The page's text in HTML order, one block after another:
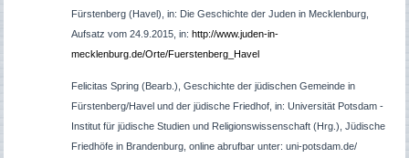
Fürstenberg (Havel), in: Die Geschichte der Juden in Mecklenburg,
Aufsatz vom 24.9.2015, in: http://www.juden-in-
mecklenburg.de/Orte/Fuerstenberg_Havel
Felicitas Spring (Bearb.) , Geschichte der jüdischen Gemeinde in
Fürstenberg/Havel und der jüdische Friedhof, in: Universität Potsdam -
Institut für jüdische Studien und Religionswissenschaft (Hrg.), Jüdische
Friedhöfe in Brandenburg, online abrufbar unter: uni-potsdam.de/